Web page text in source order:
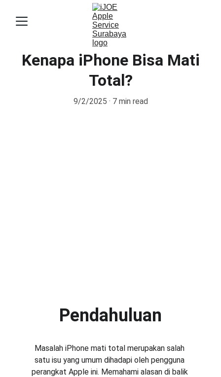
Kenapa iPhone Bisa Mati
Total?
9/2/2025 7 min read
Pendahuluan
Masalah iPhone mati total merupakan salah
satu isu yang umum dihadapi oleh pengguna
perangkat Apple ini. Memahami alasan di balik